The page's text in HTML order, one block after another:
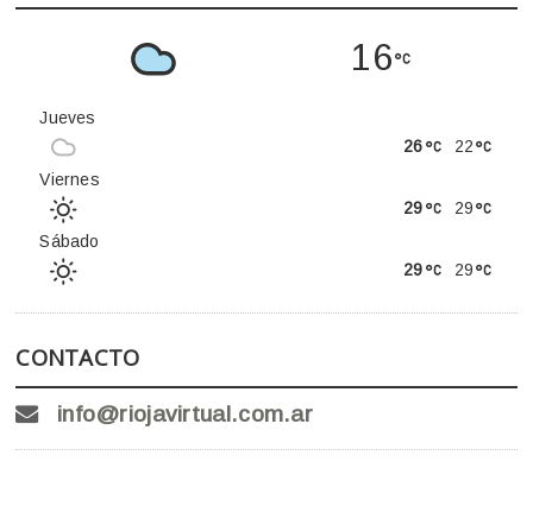
16
Jueves
22
26
Viernes
29
29
Sábado
29
29
CONTACTO
info@riojavirtual.com.ar